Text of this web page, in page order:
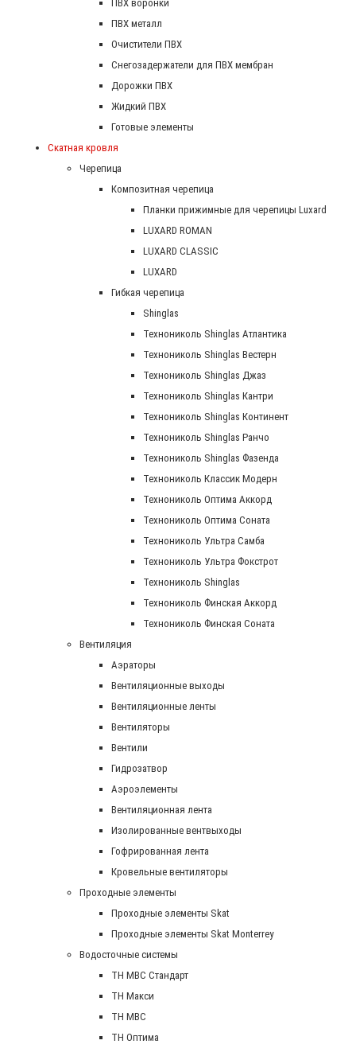
ПВХ воронки
ПВХ металл
Очистители ПВХ
Снегозадержатели для ПВХ мембран
Дорожки ПВХ
Жидкий ПВХ
Готовые элементы
Скатная кровля
Черепица
Композитная черепица
Планки прижимные для черепицы Luxard
LUXARD ROMAN
LUXARD CLASSIC
LUXARD
Гибкая черепица
Shinglas
Технониколь Shinglas Атлантика
Технониколь Shinglas Вестерн
Технониколь Shinglas Джаз
Технониколь Shinglas Кантри
Технониколь Shinglas Континент
Технониколь Shinglas Ранчо
Технониколь Shinglas Фазенда
Технониколь Классик Модерн
Технониколь Оптима Аккорд
Технониколь Оптима Соната
Технониколь Ультра Самба
Технониколь Ультра Фокстрот
Технониколь Shinglas
Технониколь Финская Аккорд
Технониколь Финская Соната
Вентиляция
Аэраторы
Вентиляционные выходы
Вентиляционные ленты
Вентиляторы
Вентили
Гидрозатвор
Аэроэлементы
Вентиляционная лента
Изолированные вентвыходы
Гофрированная лента
Кровельные вентиляторы
Проходные элементы
Проходные элементы Skat
Проходные элементы Skat Monterrey
Водосточные системы
TH MBC Стандарт
TH Макси
TH МВС
TH Оптима